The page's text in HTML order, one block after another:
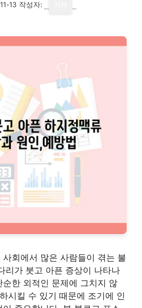
13 작성자:
회에서 많은 사람들이 겪는 불
리가 붓고 아픈 증상이 나타나
순한 외적인 문제에 그치지 않
시킬 수 있기 때문에 조기에 인